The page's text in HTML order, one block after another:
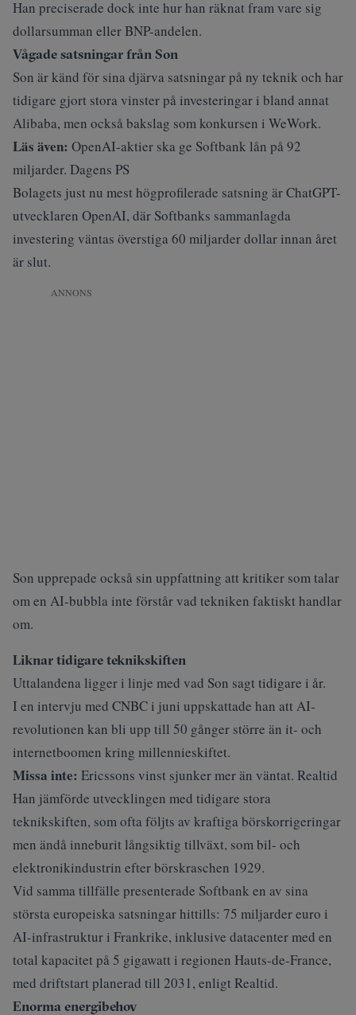
Han preciserade dock inte hur han räknat fram vare sig
dollarsumman eller BNP-andelen.
Vågade satsningar från Son
Son är känd för sina djärva satsningar på ny teknik och har
tidigare gjort stora vinster på investeringar i bland annat
Alibaba, men också bakslag som konkursen i WeWork.
Läs även: OpenAI-aktier ska ge Softbank lån på 92
miljarder. Dagens PS
Bolagets just nu mest högprofilerade satsning är ChatGPT-
utvecklaren OpenAI, där Softbanks sammanlagda
investering väntas överstiga 60 miljarder dollar innan året
är slut.
ANNONS
Son upprepade också sin uppfattning att kritiker som talar
om en AI-bubbla inte förstår vad tekniken faktiskt handlar
om.
Liknar tidigare teknikskiften
Uttalandena ligger i linje med vad Son sagt tidigare i år.
I en intervju med CNBC i juni uppskattade han att AI-
revolutionen kan bli upp till 50 gånger större än it- och
internetboomen kring millennieskiftet.
Missa inte: Ericssons vinst sjunker mer än väntat. Realtid
Han jämförde utvecklingen med tidigare stora
teknikskiften, som ofta följts av kraftiga börskorrigeringar
men ändå inneburit långsiktig tillväxt, som bil- och
elektronikindustrin efter börskraschen 1929.
Vid samma tillfälle presenterade Softbank en av sina
största europeiska satsningar hittills: 75 miljarder euro i
AI-infrastruktur i Frankrike, inklusive datacenter med en
total kapacitet på 5 gigawatt i regionen Hauts-de-France,
med driftstart planerad till 2031, enligt Realtid.
Enorma energibehov